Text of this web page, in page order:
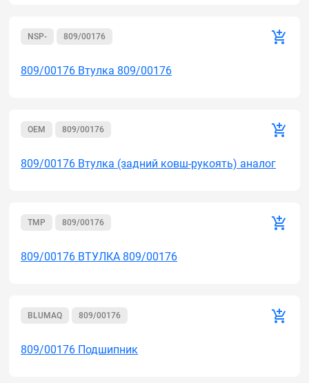
NSP- 809/00176
809/00176 Втулка 809/00176
OEM 809/00176
809/00176 Втулка (задний ковш-рукоять) аналог
TMP 809/00176
809/00176 ВТУЛКА 809/00176
BLUMAQ 809/00176
809/00176 Подшипник